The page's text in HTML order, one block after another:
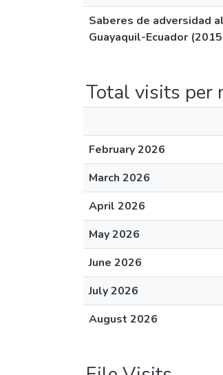
Saberes de adversidad
Guayaquil-Ecuador
Total visits per
February 2026
March 2026
April 2026
May 2026
June 2026
July 2026
August 2026